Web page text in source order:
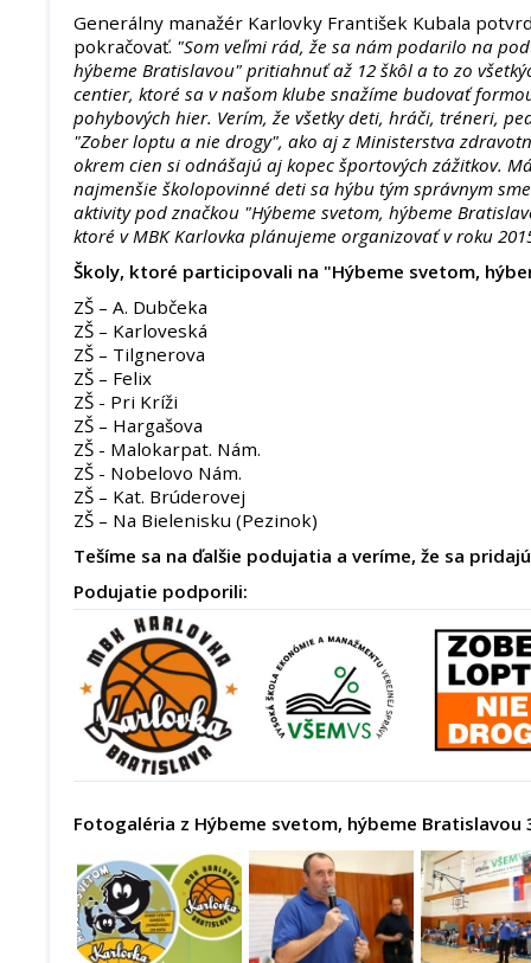
Generálny manažér Karlovky František Kubala
pokračovať. "Som veľmi rád, že sa nám podarilo na
hýbeme Bratislavou" pritiahnuť až 12 škôl a to zo
centier, ktoré sa v našom klube snažíme budovať
pohybových hier. Verím, že všetky deti, hráči, tréneri,
"Zober loptu a nie drogy", ako aj z Ministerstva
okrem cien si odnášajú aj kopec športových zážitkov.
najmenšie školopovinné deti sa hýbu tým správnym
aktivity pod značkou "Hýbeme svetom, hýbeme
ktoré v MBK Karlovka plánujeme organizovať v roku
Školy, ktoré participovali na "Hýbeme svetom,
ZŠ – A. Dubčeka
ZŠ – Karloveská
ZŠ – Tilgnerova
ZŠ – Felix
ZŠ - Pri Kríži
ZŠ – Hargašova
ZŠ - Malokarpat. Nám.
ZŠ - Nobelovo Nám.
ZŠ – Kat. Brúderovej
ZŠ – Na Bielenisku (Pezinok)
Tešíme sa na ďalšie podujatia a veríme, že sa
Podujatie podporili:
Fotogaléria z Hýbeme svetom, hýbeme Bratislavou